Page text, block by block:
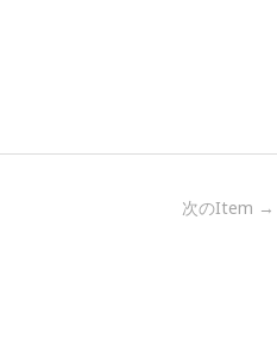
次のItem →